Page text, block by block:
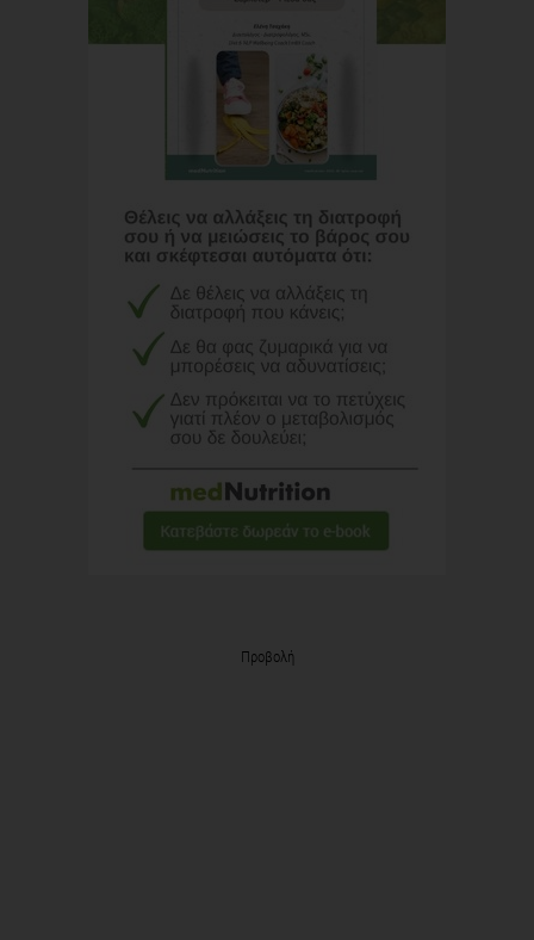
Προβολή